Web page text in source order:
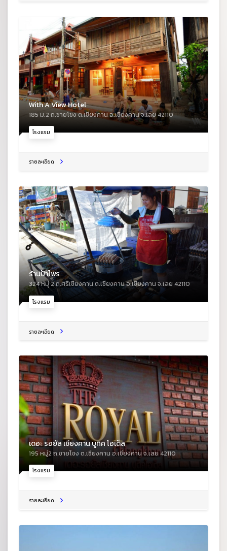
โรงแรม
With A View Hotel
185 ม.2 ถ.ชายโขง ต.เชียงคาน อ.เชียงคาน จ.เลย 42110
รายละเอียด
โรงแรม
ร้านป้าไพร
324 หมุ่ 2 ถ.ศรีเชียงคาน ต.เชียงคาน อ.เชียงคาน จ.เลย 42110
รายละเอียด
โรงแรม
เดอะ รอยัล เชียงคาน บูทิค โฮเต็ล
195 หมู่2 ถ.ชายโขง ต.เชียงคาน อ.เชียงคาน จ.เลย 42110
รายละเอียด